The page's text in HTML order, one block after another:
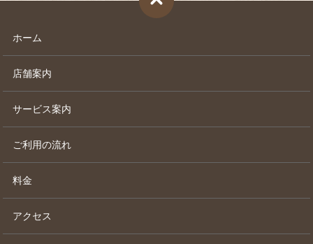
ホーム
店舗案内
サービス案内
ご利用の流れ
料金
アクセス